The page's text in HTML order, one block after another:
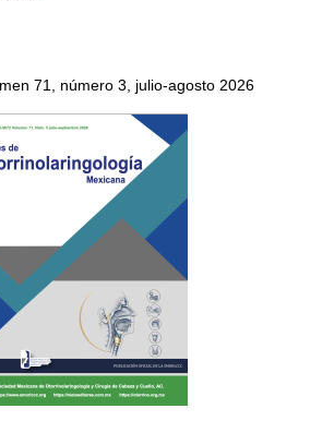
71, número 3, julio-agosto 2026